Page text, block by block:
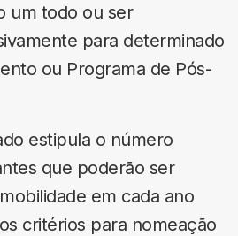
um todo ou ser
para determinado
ou Programa de Pós-
estipula o número
que poderão ser
em cada ano
critérios para nomeação